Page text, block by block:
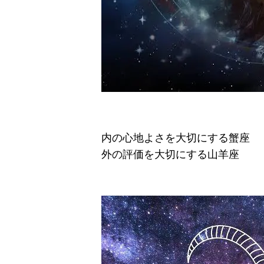
内の心地よさを大切にする蟹座
外の評価を大切にする山羊座